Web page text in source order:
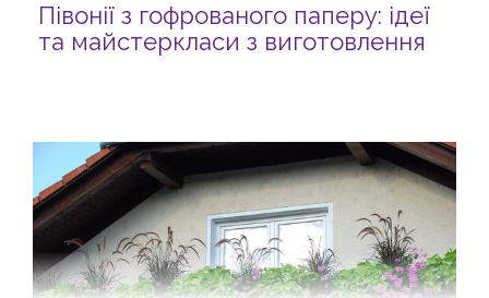
Півонії з гофрованого паперу: ідеї
та майстеркласи з виготовлення